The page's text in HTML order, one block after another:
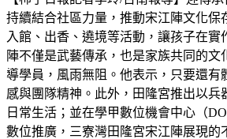
持續結合社區力量，推動宋江陣文化
入館、出香、遶境等活動，讓孩子在
陣不僅是武藝傳承，也是家族共同的
導學員，風雨無阻。他表示，只要還
感與團隊精神。此外，田隆宮推出以
日常生活；並在學甲數位機會中心（
數位推廣，三寮灣田隆宮宋江陣展現的